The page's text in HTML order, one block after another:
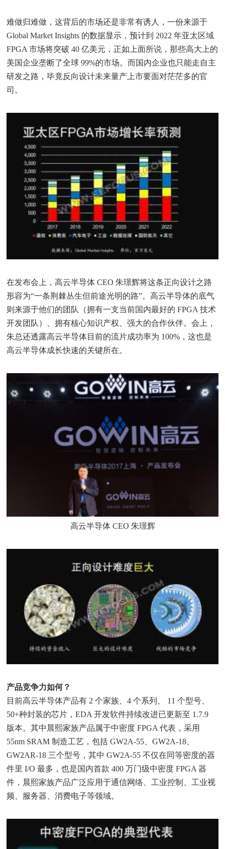
难做归难做，这背后的市场还是非常有诱人，一份来源于
Global Market Insights 的数据显示，预计到 2022 年亚太区域
FPGA 市场将突破 40 亿美元，正如上面所说，那些高大上的
美国企业垄断了全球 99%的市场。而国内企业也只能走自主
研发之路，毕竟反向设计未来量产上市要面对茫茫多的官
司。
在发布会上，高云半导体 CEO 朱璟辉将这条正向设计之路
形容为“一条荆棘丛生但前途光明的路”。高云半导体的底气
则来源于他们的团队（拥有一支当前国内最好的 FPGA 技术
开发团队）、拥有核心知识产权、强大的合作伙伴。会上，
朱总还透露高云半导体目前的流片成功率为 100%，这也是
高云半导体成长快速的关键所在。
高云半导体 CEO 朱璟辉
产品竞争力如何？
目前高云半导体产品有 2 个家族、4 个系列、 11 个型号、
50+种封装的芯片，EDA 开发软件持续改进已更新至 1.7.9
版本。其中晨熙家族产品属于中密度 FPGA 代表，采用
55nm SRAM 制造工艺，包括 GW2A-55、GW2A-18、
GW2AR-18 三个型号，其中 GW2A-55 不仅在同等密度的器
件里 I/O 最多，也是国内首款 400 万门级中密度 FPGA 器
件，晨熙家族产品广泛应用于通信网络、工业控制、工业视
频、服务器、消费电子等领域。